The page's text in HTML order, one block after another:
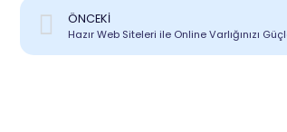
ÖNCEKI
Hazır Web Siteleri ile Online Varlığınızı